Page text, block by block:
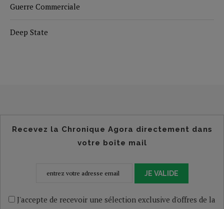
Guerre Commerciale
Deep State
Recevez la Chronique Agora directement dans
votre boîte mail
JE VALIDE
J'accepte de recevoir une sélection exclusive d'offres de la